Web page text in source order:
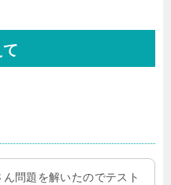
ん問題を解いたのでテスト